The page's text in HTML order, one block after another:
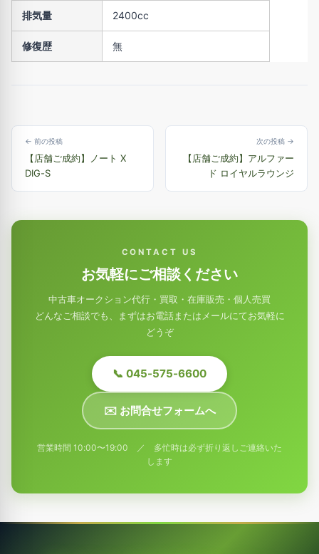
排気量 2400cc
修復歴 無
← 前の投稿
【店舗ご成約】ノート X
DIG-S
次の投稿 →
【店舗ご成約】アルファー
ド ロイヤルラウンジ
CONTACT US
お気軽にご相談ください
中古車オークション代行・買取・在庫販売・個人売買
どんなご相談でも、まずはお電話またはメールにてお気軽に
どうぞ
📞 045-575-6600
✉️ お問合せフォームへ
営業時間 10:00〜19:00 ／ 多忙時は必ず折り返しご連絡いた
します